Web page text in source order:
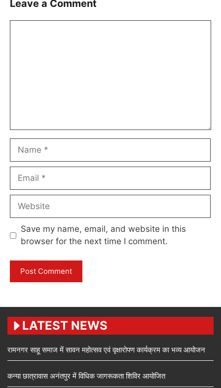
Leave a Comment
Name
Email
Website
Save my name, email, and website in this
browser for the next time I comment.
LATEST NEWS
रामनगर साहू समाज में सावन महोत्सव एवं वृक्षारोपण कार्यक्रम का भव्य आयोजन
कन्या छात्रावास अनंतपुर में विधिक जागरूकता शिविर आयोजित